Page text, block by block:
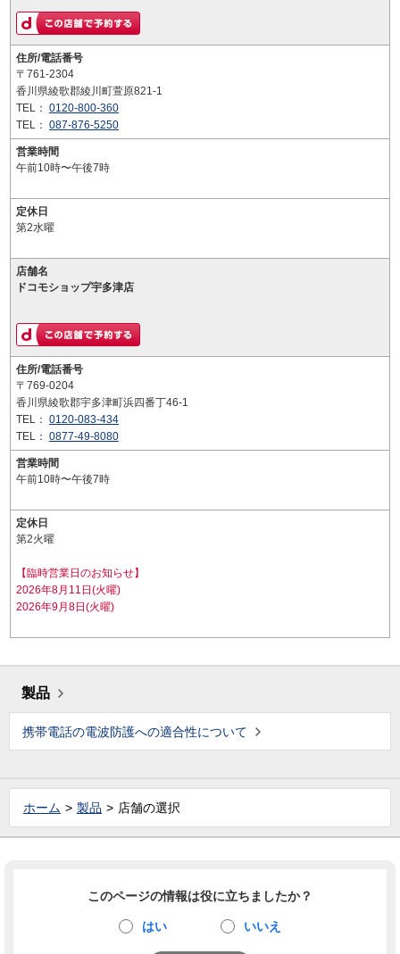
住所/電話番号
〒761-2304
香川県綾歌郡綾川町萱原821-1
TEL： 0120-800-360
TEL： 087-876-5250
営業時間
午前10時〜午後7時
定休日
第2水曜
店舗名
ドコモショップ宇多津店
住所/電話番号
〒769-0204
香川県綾歌郡宇多津町浜四番丁46-1
TEL： 0120-083-434
TEL： 0877-49-8080
営業時間
午前10時〜午後7時
定休日
第2火曜
【臨時営業日のお知らせ】
2026年8月11日(火曜)
2026年9月8日(火曜)
製品
携帯電話の電波防護への適合性について
ホーム 製品 店舗の選択
このページの情報は役に立ちましたか？
はい いいえ